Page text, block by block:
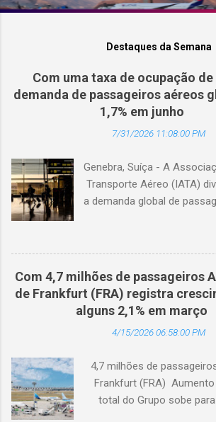
Destaques da Semana
Com uma taxa de ocupação de
demanda de passageiros aéreos
1,7% em junho
7/31/2026 11:08:00 PM
Genebra, Suíça - A
Transporte Aéreo (IATA)
a demanda global de
passageiros-quilômetro
em comparação com junho
o Oriente Médio, a
capacidade total,
quilômetro disponíveis
relação ao ano anterior. A
de 84,2% (-0,4 ponto
internacional caiu 0,9%
junho de 2025. Excluindo
demanda cresceu 1,1%. A
Com 4,7 milhões de passageiros
de Frankfurt (FRA) registra
alguns 2,1% em março
4/15/2026 06:58:00 PM
4,7 milhões de
Frankfurt (FRA)
total do Grupo sobe